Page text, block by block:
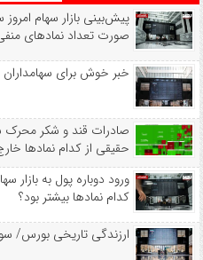
صورت تعداد نماد‌های
خبر خوش برای
صادرات قند و شکر
حقیقی از کدام نماد‌ها
ورود دوباره پول به بازار
کدام نماد‌ها بیشتر بود؟
ارزندگی تاریخی بورس/ سود خالص ۵۹۰